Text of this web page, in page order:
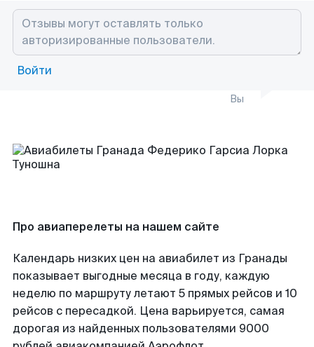
Войти
Вы
Про авиаперелеты на нашем сайте
Календарь низких цен на авиабилет из Гранады
показывает выгодные месяца в году, каждую
неделю по маршруту летают 5 прямых рейсов и 10
рейсов с пересадкой. Цена варьируется, самая
дорогая из найденных пользователями 9000